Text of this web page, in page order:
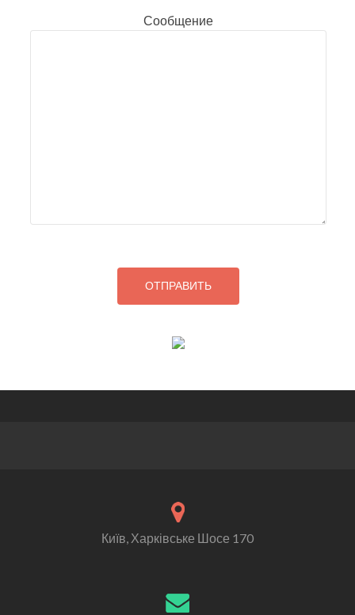
Сообщение
Київ, Харківське Шосе 170